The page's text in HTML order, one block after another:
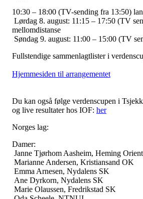
10:30 – 18:00 (TV-sending fra 13:50)
Lørdag 8. august: 11:15 – 17:50 (TV
mellomdistanse
Søndag 9. august: 11:00 – 15:00 (TV
Fullstendige sammenlagtlister i
Hjemmesiden til arrangementet
Du kan også følge verdenscupen i
og live resultater hos IOF: her
Norges lag:
Damer:
Janne Tjørhom Aasheim, Heming
Marianne Andersen, Kristiansand OK
Emma Arnesen, Nydalens SK
Ane Dyrkorn, Nydalens SK
Marie Olaussen, Fredrikstad SK